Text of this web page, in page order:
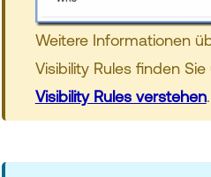
Weitere Informationen
Visibility Rules finden
Visibility Rules verstehen.